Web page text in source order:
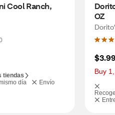
Cool Ranch,
tiendas
día
Envío
OZ
Buy